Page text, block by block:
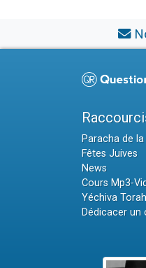
Paracha de
Fêtes Juives
News
Cours Mp3-
Yéchiva
Dédicacer un